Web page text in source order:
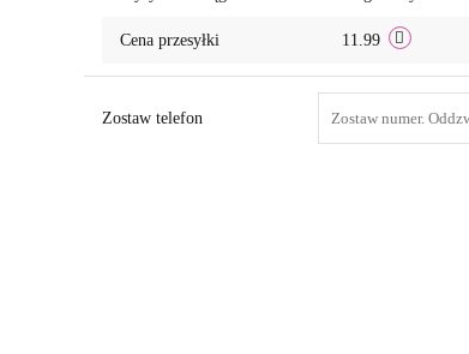
Cena przesyłki 11.99
Zostaw telefon